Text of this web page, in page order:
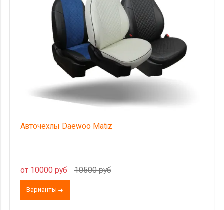
Страна происхождения
Авточехлы Daewoo Matiz
от 10000 руб 10500 руб
Варианты